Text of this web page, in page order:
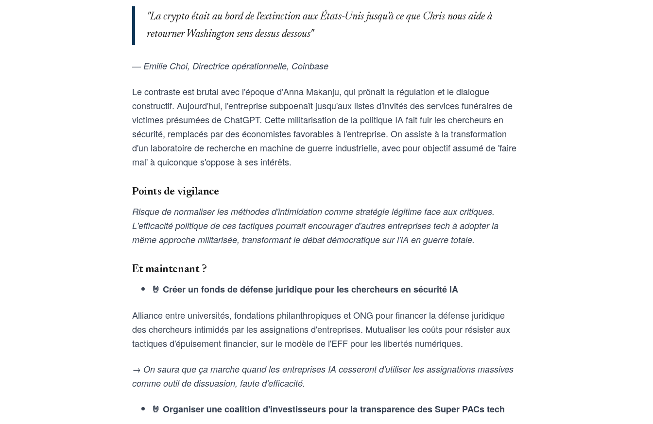
"La crypto était au bord de l'extinction aux États-Unis jusqu'à ce que Chris nous aide à
retourner Washington sens dessus dessous"
— Emilie Choi, Directrice opérationnelle, Coinbase
Le contraste est brutal avec l'époque d'Anna Makanju, qui prônait la régulation et le dialogue
constructif. Aujourd'hui, l'entreprise subpoenaît jusqu'aux listes d'invités des services funéraires de
victimes présumées de ChatGPT. Cette militarisation de la politique IA fait fuir les chercheurs en
sécurité, remplacés par des économistes favorables à l'entreprise. On assiste à la transformation
d'un laboratoire de recherche en machine de guerre industrielle, avec pour objectif assumé de 'faire
mal' à quiconque s'oppose à ses intérêts.
Points de vigilance
Risque de normaliser les méthodes d'intimidation comme stratégie légitime face aux critiques.
L'efficacité politique de ces tactiques pourrait encourager d'autres entreprises tech à adopter la
même approche militarisée, transformant le débat démocratique sur l'IA en guerre totale.
Et maintenant ?
🤘 Créer un fonds de défense juridique pour les chercheurs en sécurité IA
Alliance entre universités, fondations philanthropiques et ONG pour financer la défense juridique
des chercheurs intimidés par les assignations d'entreprises. Mutualiser les coûts pour résister aux
tactiques d'épuisement financier, sur le modèle de l'EFF pour les libertés numériques.
→ On saura que ça marche quand les entreprises IA cesseront d'utiliser les assignations massives
comme outil de dissuasion, faute d'efficacité.
🤘 Organiser une coalition d'investisseurs pour la transparence des Super PACs tech